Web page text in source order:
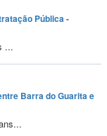
Pública -
...
Barra do Guarita e